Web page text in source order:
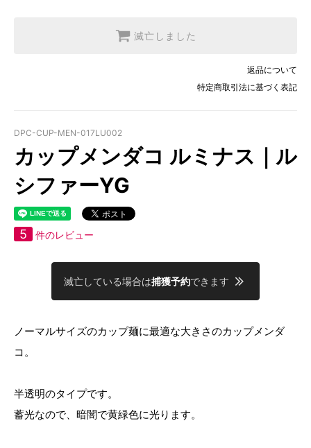
滅亡しました
返品について
特定商取引法に基づく表記
DPC-CUP-MEN-017LU002
カップメンダコ ルミナス｜ル
シファーYG
5 件のレビュー
滅亡している場合は捕獲予約できます
ノーマルサイズのカップ麺に最適な大きさのカップメンダ
コ。
半透明のタイプです。
蓄光なので、暗闇で黄緑色に光ります。